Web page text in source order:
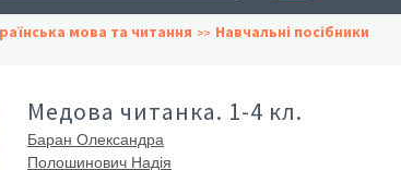
мова та читання Навчальні посібники
Медова читанка. 1-4 кл.
Баран Олександра
Полошинович Надія